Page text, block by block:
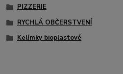
PIZZERIE
RYCHLÁ OBČERSTVENÍ
Kelímky bioplastové